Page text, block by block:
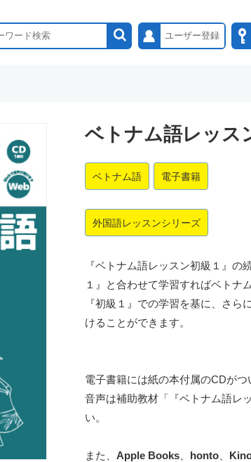
ユーザー登録
ベトナム語レッス
ベトナム語 電子書籍
外国語レッスンシリーズ
『ベトナム語レッスン初級１』
１』と合わせて学習すればベトナ
『初級１』での学習を基に、さ
けることができます。
電子書籍には紙の本付属のCDがつ
音声は補助教材「『ベトナム語レ
い。
また、Apple Books honto